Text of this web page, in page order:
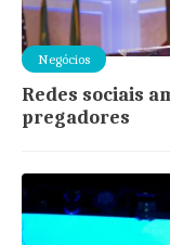
Negócios
Redes sociais
pregadores